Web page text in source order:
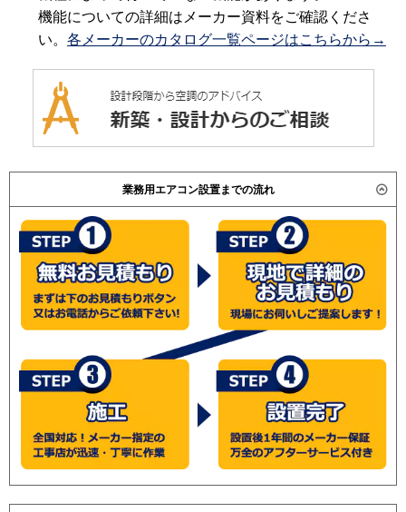
機能についての詳細はメーカー資料をご確認くださ
い。 各メーカーのカタログ一覧ページはこちらから→
業務用エアコン設置までの流れ